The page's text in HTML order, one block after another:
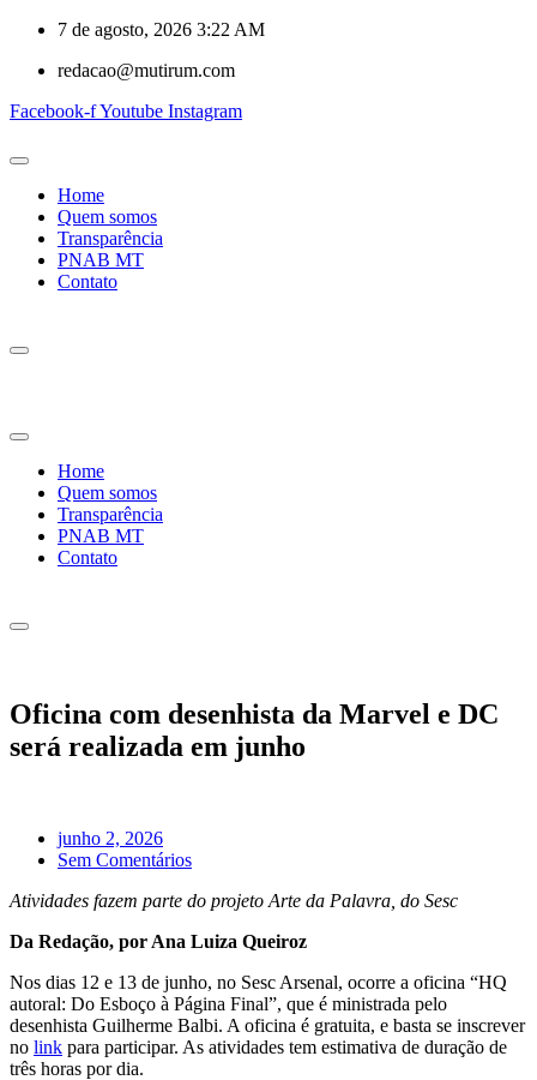
7 de agosto, 2026 3:22 AM
redacao@mutirum.com
Facebook-fYoutube Instagram
Home
Quem somos
Transparência
PNAB MT
Contato
Home
Quem somos
Transparência
PNAB MT
Contato
Oficina com desenhista da Marvel e DC
será realizada em junho
junho 2, 2026
Sem Comentários
Atividades fazem parte do projeto Arte da Palavra, do Sesc
Da Redação, por Ana Luiza Queiroz
Nos dias 12 e 13 de junho, no Sesc Arsenal, ocorre a oficina “HQ
autoral: Do Esboço à Página Final”, que é ministrada pelo
desenhista Guilherme Balbi. A oficina é gratuita, e basta se inscrever
no link para participar. As atividades tem estimativa de duração de
três horas por dia.